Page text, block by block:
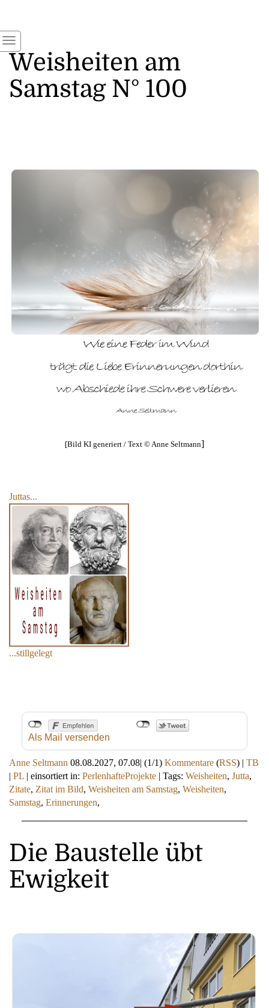
Weisheiten am
Samstag N° 100
[Bild KI generiert / Text © Anne Seltmann]
Juttas...
...stillgelegt
Als Mail versenden
Anne Seltmann 08.08.2027, 07.08| (1/1) Kommentare (RSS) | TB
| PL | einsortiert in: PerlenhafteProjekte | Tags: Weisheiten, Jutta,
Zitate, Zitat im Bild, Weisheiten am Samstag, Weisheiten,
Samstag, Erinnerungen,
Die Baustelle übt
Ewigkeit